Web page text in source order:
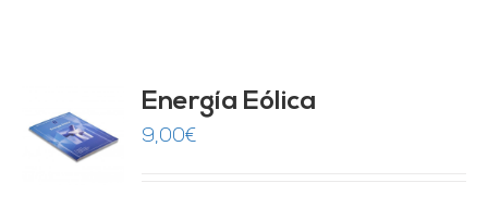
Energía Eólica
9,00€